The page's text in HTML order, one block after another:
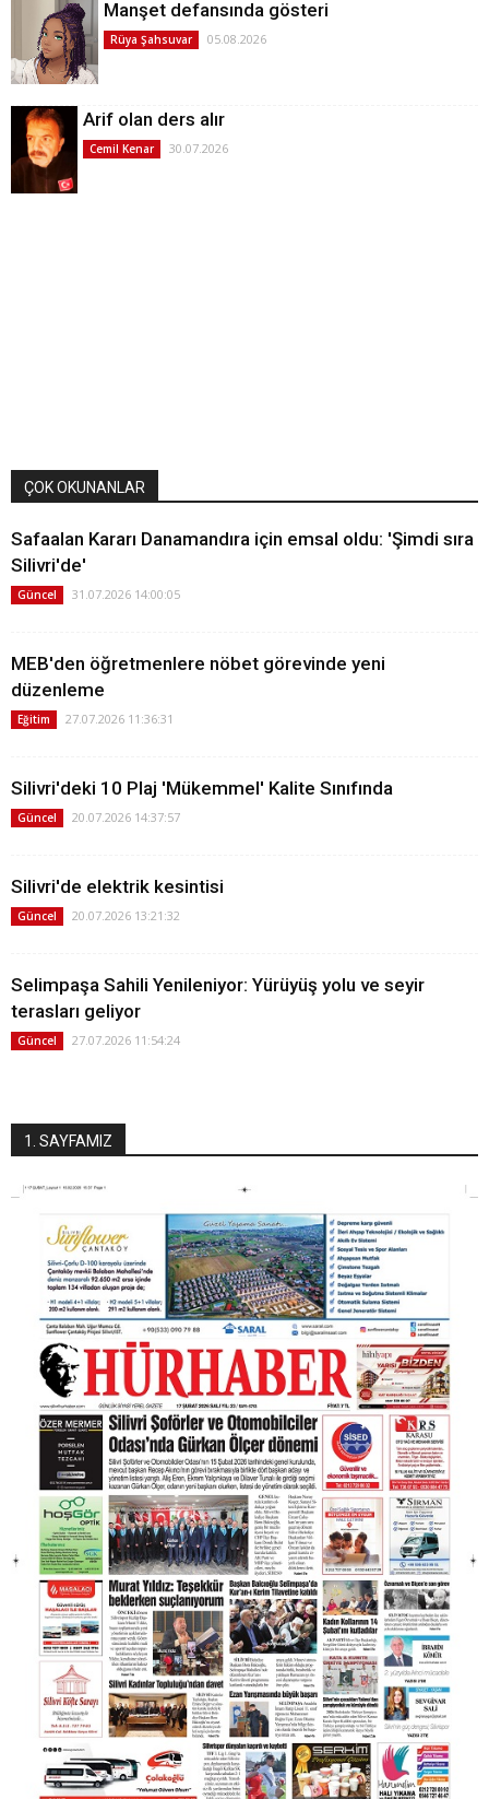
Manşet defansında gösteri
Rüya Şahsuvar 05.08.2026
Arif olan ders alır
Cemil Kenar 30.07.2026
ÇOK OKUNANLAR
Safaalan Kararı Danamandıra için emsal oldu: 'Şimdi sıra
Silivri'de'
Güncel 31.07.2026 14:00:05
MEB'den öğretmenlere nöbet görevinde yeni
düzenleme
Eğitim 27.07.2026 11:36:31
Silivri'deki 10 Plaj 'Mükemmel' Kalite Sınıfında
Güncel 20.07.2026 14:37:57
Silivri'de elektrik kesintisi
Güncel 20.07.2026 13:21:32
Selimpaşa Sahili Yenileniyor: Yürüyüş yolu ve seyir
terasları geliyor
Güncel 27.07.2026 11:54:24
1. SAYFAMIZ